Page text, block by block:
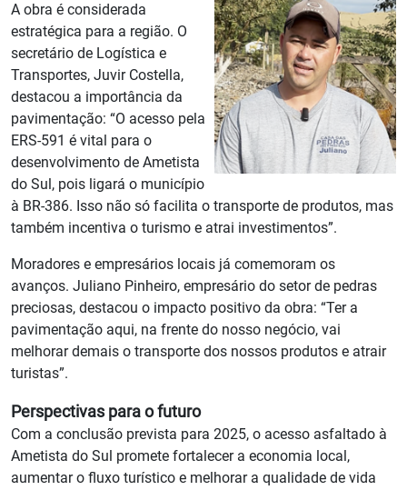
A obra é considerada
estratégica para a região. O
secretário de Logística e
Transportes, Juvir Costella,
destacou a importância da
pavimentação: “O acesso pela
ERS-591 é vital para o
desenvolvimento de Ametista
do Sul, pois ligará o município
à BR-386. Isso não só facilita o transporte de produtos, mas
também incentiva o turismo e atrai investimentos”.
Moradores e empresários locais já comemoram os
avanços. Juliano Pinheiro, empresário do setor de pedras
preciosas, destacou o impacto positivo da obra: “Ter a
pavimentação aqui, na frente do nosso negócio, vai
melhorar demais o transporte dos nossos produtos e atrair
turistas”.
Perspectivas para o futuro
Com a conclusão prevista para 2025, o acesso asfaltado à
Ametista do Sul promete fortalecer a economia local,
aumentar o fluxo turístico e melhorar a qualidade de vida